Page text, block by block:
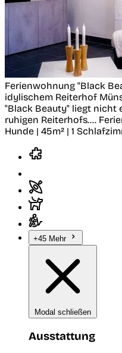
Ferienwohnung "Black
idylischem Reiterhof
"Black Beauty" liegt nicht
ruhigen Reiterhofs....
Hunde | 45m² | 1
+45 Mehr
Modal schließen
Ausstattung